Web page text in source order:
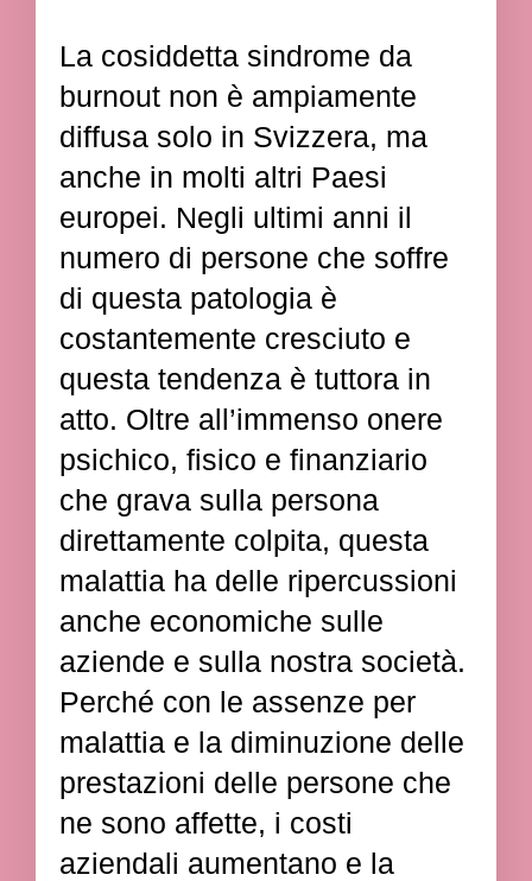
La cosiddetta sindrome da
burnout non è ampiamente
diffusa solo in Svizzera, ma
anche in molti altri Paesi
europei. Negli ultimi anni il
numero di persone che soffre
di questa patologia è
costantemente cresciuto e
questa tendenza è tuttora in
atto. Oltre all’immenso onere
psichico, fisico e finanziario
che grava sulla persona
direttamente colpita, questa
malattia ha delle ripercussioni
anche economiche sulle
aziende e sulla nostra società.
Perché con le assenze per
malattia e la diminuzione delle
prestazioni delle persone che
ne sono affette, i costi
aziendali aumentano e la